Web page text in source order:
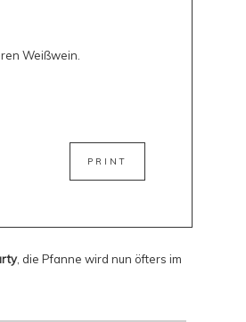
Weißwein.
, die Pfanne wird nun öfters im